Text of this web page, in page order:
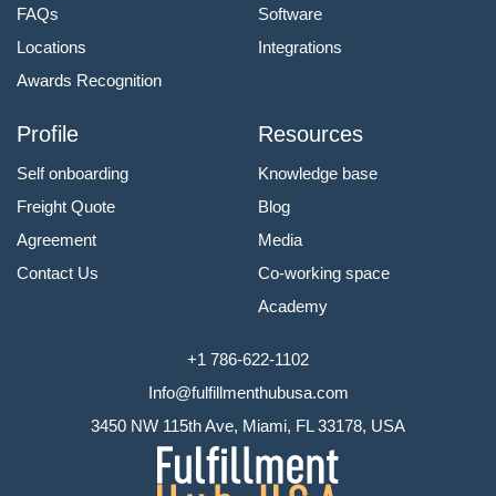
FAQs
Locations
Awards Recognition
Software
Integrations
Profile
Self onboarding
Freight Quote
Agreement
Contact Us
Resources
Knowledge base
Blog
Media
Co-working space
Academy
+1 786-622-1102
Info@fulfillmenthubusa.com
3450 NW 115th Ave, Miami, FL 33178, USA